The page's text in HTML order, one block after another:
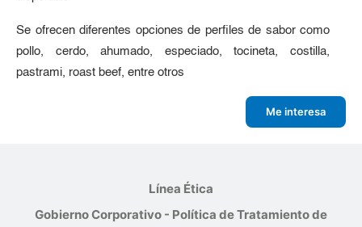
Se ofrecen diferentes opciones de perfiles de sabor como
pollo, cerdo, ahumado, especiado, tocineta, costilla,
pastrami, roast beef, entre otros
Me interesa
Línea Ética
Gobierno Corporativo - Política de Tratamiento de